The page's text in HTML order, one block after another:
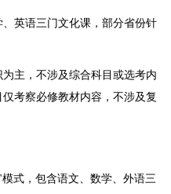
英语三门文化课，部分省份针
主，不涉及综合科目或选考内
考察必修教材内容，不涉及复
式，包含语文、数学、外语三